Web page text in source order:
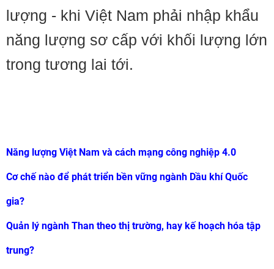
lượng - khi Việt Nam phải nhập khẩu
năng lượng sơ cấp với khối lượng lớn
trong tương lai tới.
Năng lượng Việt Nam và cách mạng công nghiệp 4.0
Cơ chế nào để phát triển bền vững ngành Dầu khí Quốc
gia?
Quản lý ngành Than theo thị trường, hay kế hoạch hóa tập
trung?